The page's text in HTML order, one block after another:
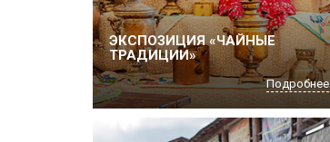
ЭКСПОЗИЦИЯ «ЧАЙНЫЕ
ТРАДИЦИИ»
Подробнее